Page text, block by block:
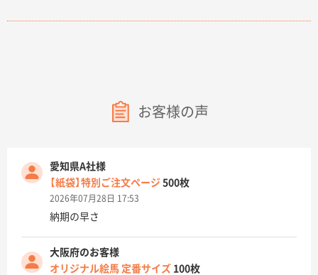
お客様の声
愛知県A社様
【紙袋】特別ご注文ページ 500枚
2026年07月28日 17:53
納期の早さ
大阪府のお客様
オリジナル絵馬 定番サイズ 100枚